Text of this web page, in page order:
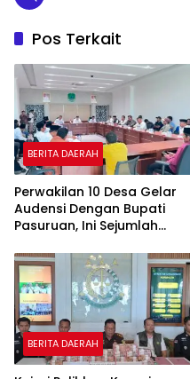
Pos Terkait
BERITA DAERAH
Perwakilan 10 Desa Gelar
Audensi Dengan Bupati
Pasuruan, Ini Sejumlah
BERITA DAERAH